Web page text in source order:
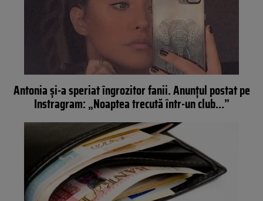
Antonia și-a speriat îngrozitor fanii. Anunțul postat pe
Instragram: „Noaptea trecută într-un club…”